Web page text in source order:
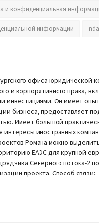
и конфиденциальная
информации nda
офиса юридической
и корпоративного права,
инвестициями. Он имеет
бизнеса, предоставляет
Имеет большой
интересы иностранных
Романа можно
ЕАЭС для крупной
Северного потока-2
проекта. Способ связи: